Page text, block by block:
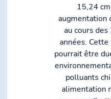
15,24
augmentation
au cours
années.
pourrait être
polluants
alimentation